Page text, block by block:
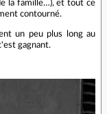
la famille…), et tout ce
contourné.
un peu plus long au
gagnant.